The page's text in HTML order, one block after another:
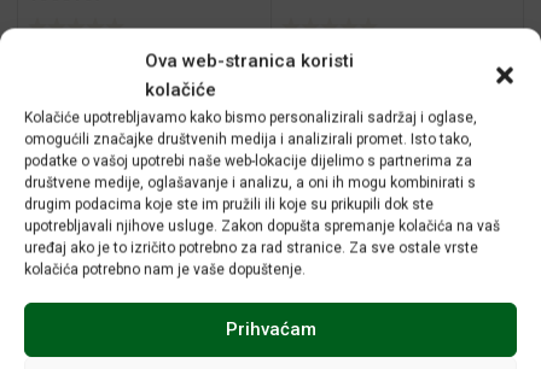
Ova web-stranica koristi
kolačiće
Kolačiće upotrebljavamo kako bismo personalizirali sadržaj i oglase,
omogućili značajke društvenih medija i analizirali promet. Isto tako,
podatke o vašoj upotrebi naše web-lokacije dijelimo s partnerima za
društvene medije, oglašavanje i analizu, a oni ih mogu kombinirati s
drugim podacima koje ste im pružili ili koje su prikupili dok ste
upotrebljavali njihove usluge. Zakon dopušta spremanje kolačića na vaš
uređaj ako je to izričito potrebno za rad stranice. Za sve ostale vrste
kolačića potrebno nam je vaše dopuštenje.
Prihvaćam
Dodaj u košaricu
9,90€
Dodaj u košaricu